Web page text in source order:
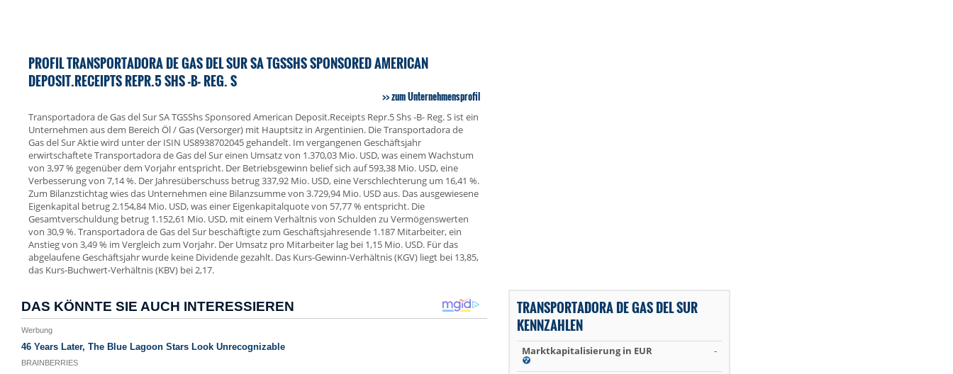
PROFIL TRANSPORTADORA DE GAS DEL SUR SA TGSSHS SPONSORED AMERICAN
DEPOSIT.RECEIPTS REPR.5 SHS -B- REG. S
zum Unternehmensprofil
Transportadora de Gas del Sur SA TGSShs Sponsored American Deposit.Receipts Repr.5 Shs -B- Reg. S ist ein
Unternehmen aus dem Bereich Öl / Gas (Versorger) mit Hauptsitz in Argentinien. Die Transportadora de
Gas del Sur Aktie wird unter der ISIN US8938702045 gehandelt. Im vergangenen Geschäftsjahr
erwirtschaftete Transportadora de Gas del Sur einen Umsatz von 1.370,03 Mio. USD, was einem Wachstum
von 3,97 % gegenüber dem Vorjahr entspricht. Der Betriebsgewinn belief sich auf 593,38 Mio. USD, eine
Verbesserung von 7,14 %. Der Jahresüberschuss betrug 337,92 Mio. USD, eine Verschlechterung um 16,41 %.
Zum Bilanzstichtag wies das Unternehmen eine Bilanzsumme von 3.729,94 Mio. USD aus. Das ausgewiesene
Eigenkapital betrug 2.154,84 Mio. USD, was einer Eigenkapitalquote von 57,77 % entspricht. Die
Gesamtverschuldung betrug 1.152,61 Mio. USD, mit einem Verhältnis von Schulden zu Vermögenswerten
von 30,9 %. Transportadora de Gas del Sur beschäftigte zum Geschäftsjahresende 1.187 Mitarbeiter, ein
Anstieg von 3,49 % im Vergleich zum Vorjahr. Der Umsatz pro Mitarbeiter lag bei 1,15 Mio. USD. Für das
abgelaufene Geschäftsjahr wurde keine Dividende gezahlt. Das Kurs-Gewinn-Verhältnis (KGV) liegt bei 13,85,
das Kurs-Buchwert-Verhältnis (KBV) bei 2,17.
TRANSPORTADORA DE GAS DEL SUR
KENNZAHLEN
Marktkapitalisierung in EUR -